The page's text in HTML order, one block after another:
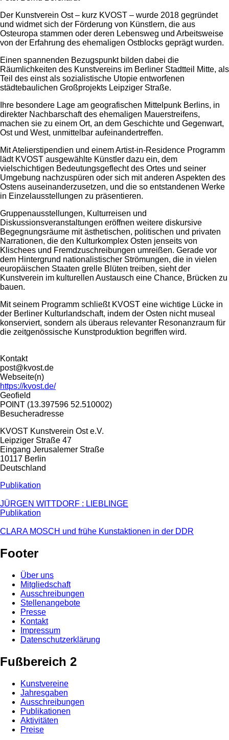
Der Kunstverein Ost – kurz KVOST – wurde 2018 gegründet
und widmet sich der Förderung von Künstlern, die aus
Osteuropa stammen oder deren Lebensweg und Arbeitsweise
von der Erfahrung des ehemaligen Ostblocks geprägt wurden.
Einen spannenden Bezugspunkt bilden dabei die
Räumlichkeiten des Kunstvereins im Berliner Stadtteil Mitte, als
Teil des einst als sozialistische Utopie entworfenen
städtebaulichen Großprojekts Leipziger Straße.
Ihre besondere Lage am geografischen Mittelpunk Berlins, in
direkter Nachbarschaft des ehemaligen Mauerstreifens,
machen sie zu einem Ort, an dem Geschichte und Gegenwart,
Ost und West, unmittelbar aufeinandertreffen.
Mit Atelierstipendien und einem Artist-in-Residence Programm
lädt KVOST ausgewählte Künstler dazu ein, dem
vielschichtigen Bedeutungsgeflecht des Ortes und seiner
Umgebung nachzuspüren oder sich mit anderen Aspekten des
Ostens auseinanderzusetzen, und die so entstandenen Werke
in Einzelausstellungen zu präsentieren.
Gruppenausstellungen, Kulturreisen und
Diskussionsveranstaltungen eröffnen weitere diskursive
Begegnungsräume mit ästhetischen, politischen und privaten
Narrationen, die den Kulturkomplex Osten jenseits von
Klischees und Fremdzuschreibungen umreißen. Gerade vor
dem Hintergrund nationalistischer Strömungen, die in vielen
europäischen Staaten grelle Blüten treiben, sieht der
Kunstverein im kulturellen Austausch eine Chance, Brücken zu
bauen.
Mit seinem Programm schließt KVOST eine wichtige Lücke in
der Berliner Kulturlandschaft, indem der Osten nicht museal
konserviert, sondern als überaus relevanter Resonanzraum für
die zeitgenössische Kunstproduktion begriffen wird.
Kontakt
post@kvost.de
Webseite(n)
https://kvost.de/
Geofield
POINT (13.397596 52.510002)
Besucheradresse
KVOST Kunstverein Ost e.V.
Leipziger Straße 47
Eingang Jerusalemer Straße
10117 Berlin
Deutschland
Publikation
JÜRGEN WITTDORF : LIEBLINGE
Publikation
CLARA MOSCH und frühe Kunstaktionen in der DDR
Footer
Über uns
Mitgliedschaft
Ausschreibungen
Stellenangebote
Presse
Kontakt
Impressum
Datenschutzerklärung
Fußbereich 2
Kunstvereine
Jahresgaben
Ausschreibungen
Publikationen
Aktivitäten
Preise